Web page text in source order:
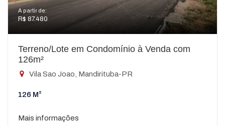
A partir de:
R$ 87.480
Terreno/Lote em Condomínio à Venda com
126m²
Vila Sao Joao, Mandirituba-PR
126 M²
Mais informações